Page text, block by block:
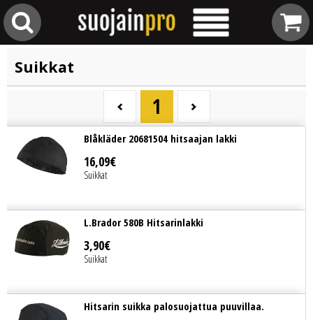
Suikkat
1
Blåkläder 20681504 hitsaajan lakki
16,09€
Suikkat
L.Brador 580B Hitsarinlakki
3,90€
Suikkat
Hitsarin suikka palosuojattua puuvillaa.